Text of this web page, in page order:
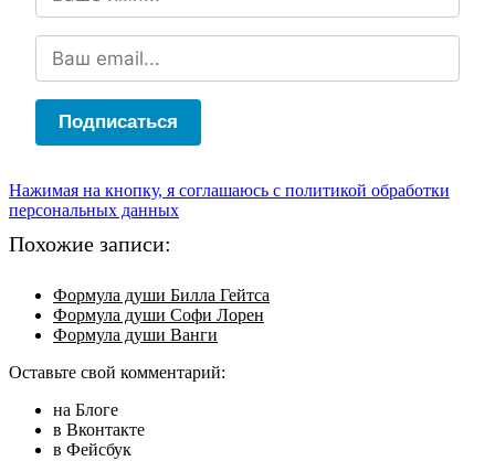
Подписаться
Нажимая на кнопку, я соглашаюсь с политикой обработки
персональных данных
Похожие записи:
Формула души Билла Гейтса
Формула души Софи Лорен
Формула души Ванги
Оставьте свой комментарий:
на Блоге
в Вконтакте
в Фейсбук